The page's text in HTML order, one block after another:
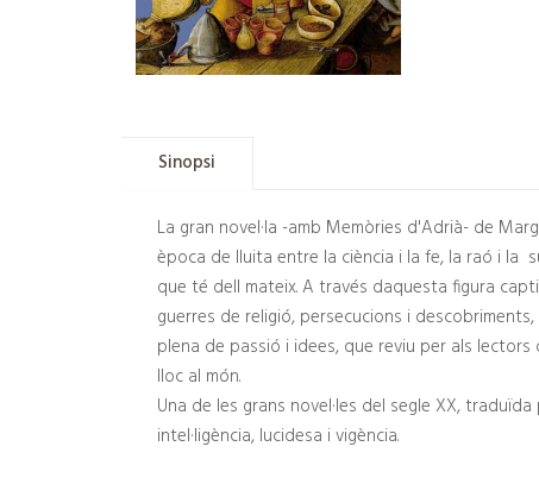
Sinopsi
La gran novel·la -amb Memòries d'Adrià- de
època de lluita entre la ciència i la fe, la raó i la
que té dell mateix. A través daquesta figura
guerres de religió, persecucions i
plena de passió i idees, que reviu per als lectors
lloc al món.
Una de les grans novel·les del segle XX,
intel·ligència, lucidesa i vigència.